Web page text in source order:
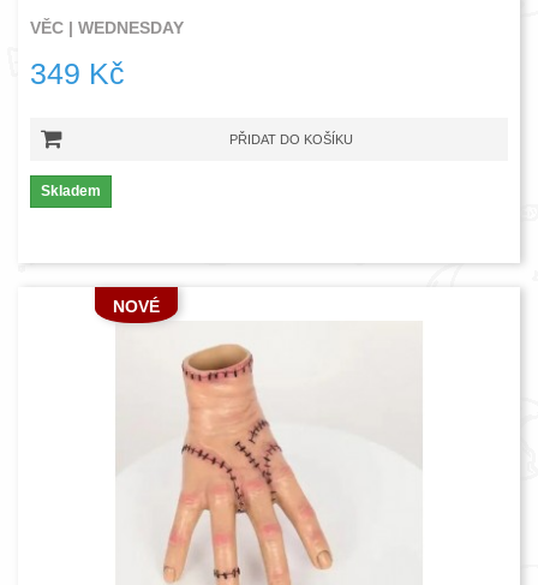
VĚC | WEDNESDAY
349 Kč
PŘIDAT DO KOŠÍKU
Skladem
NOVÉ